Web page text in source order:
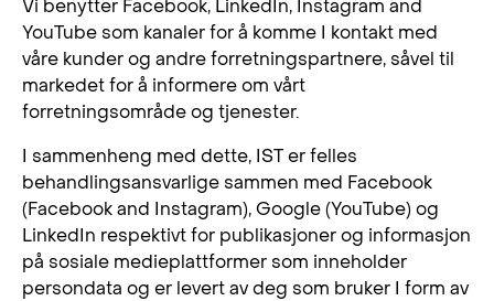
Vi benytter Facebook, LinkedIn, Instagram and
YouTube som kanaler for å komme I kontakt med
våre kunder og andre forretningspartnere, såvel til
markedet for å informere om vårt
forretningsområde og tjenester.
I sammenheng med dette, IST er felles
behandlingsansvarlige sammen med Facebook
(Facebook and Instagram), Google (YouTube) og
LinkedIn respektivt for publikasjoner og informasjon
på sosiale medieplattformer som inneholder
persondata og er levert av deg som bruker I form av